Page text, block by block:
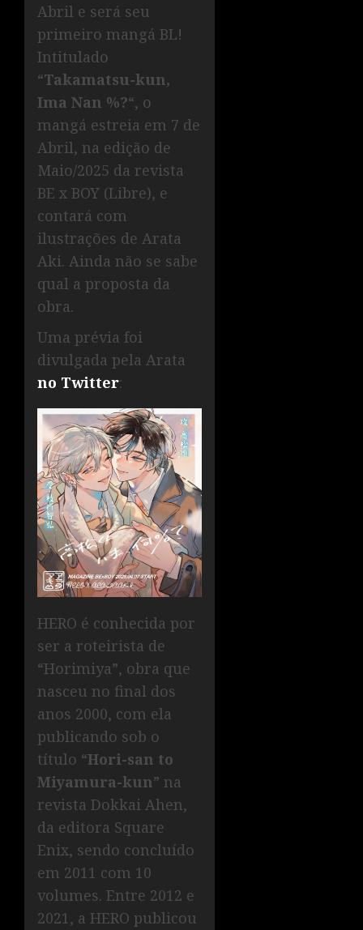
Abril e será seu
primeiro mangá BL!
Intitulado
“Takamatsu-kun,
Ima Nan %?“, o
mangá estreia em 7 de
Abril, na edição de
Maio/2025 da revista
BE x BOY (Libre), e
contará com
ilustrações de Arata
Aki. Ainda não se sabe
qual a proposta da
obra.
Uma prévia foi
divulgada pela Arata
no Twitter:
HERO é conhecida por
ser a roteirista de
“Horimiya”, obra que
nasceu no final dos
anos 2000, com ela
publicando sob o
título “Hori-san to
Miyamura-kun” na
revista Dokkai Ahen,
da editora Square
Enix, sendo concluído
em 2011 com 10
volumes. Entre 2012 e
2021, a HERO publicou